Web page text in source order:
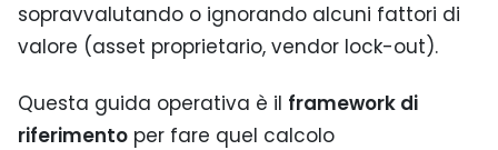
sopravvalutando o ignorando alcuni fattori di
valore (asset proprietario, vendor lock-out).
Questa guida operativa è il framework di
riferimento per fare quel calcolo